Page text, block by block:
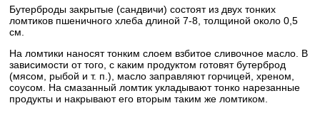
Бутерброды закрытые (сандвичи) состоят из двух тонких
ломтиков пшеничного хлеба длиной 7-8, толщиной около 0,5
см.
На ломтики наносят тонким слоем взбитое сливочное масло. В
зависимости от того, с каким продуктом готовят бутерброд
(мясом, рыбой и т. п.), масло заправляют горчицей, хреном,
соусом. На смазанный ломтик укладывают тонко нарезанные
продукты и накрывают его вторым таким же ломтиком.